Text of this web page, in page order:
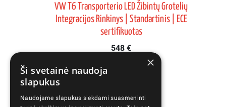
VW T6 Transporterio LED Žibintų Grotelių
Integracijos Rinkinys | Standartinis | ECE
sertifikuotas
548 €
×
Ši svetainė naudoja
slapukus
Naudojame slapukus siekdami suasmeninti